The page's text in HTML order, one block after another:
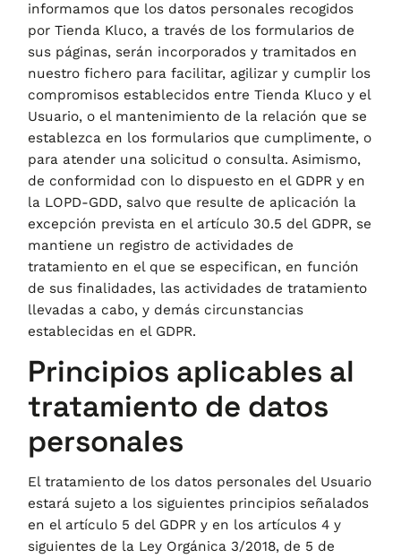
informamos que los datos personales recogidos
porTienda Kluco, a través de los formularios de
sus páginas, serán incorporados y tramitados en
nuestro fichero para facilitar, agilizar y cumplir los
compromisos establecidos entreTienda Kluco y el
Usuario, o el mantenimiento de la relación que se
establezca en los formularios que cumplimente, o
para atender una solicitud o consulta. Asimismo,
de conformidad con lo dispuesto en el GDPR y en
la LOPD-GDD, salvo que resulte de aplicación la
excepción prevista en el artículo 30.5 del GDPR, se
mantiene un registro de actividades de
tratamiento en el que se especifican, en función
de sus finalidades, las actividades de tratamiento
llevadas a cabo, y demás circunstancias
establecidas en el GDPR.
Principios aplicables al
tratamiento de datos
personales
El tratamiento de los datos personales del Usuario
estará sujeto a los siguientes principios señalados
en el artículo 5 del GDPR y en los artículos 4 y
siguientes de la Ley Orgánica 3/2018, de 5 de